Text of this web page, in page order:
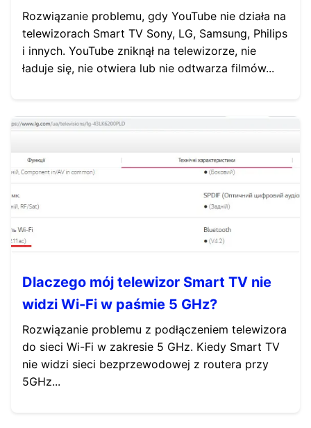
Rozwiązanie problemu, gdy YouTube nie działa na
telewizorach Smart TV Sony, LG, Samsung, Philips
i innych. YouTube zniknął na telewizorze, nie
ładuje się, nie otwiera lub nie odtwarza filmów...
Dlaczego mój telewizor Smart TV nie
widzi Wi-Fi w paśmie 5 GHz?
Rozwiązanie problemu z podłączeniem telewizora
do sieci Wi-Fi w zakresie 5 GHz. Kiedy Smart TV
nie widzi sieci bezprzewodowej z routera przy
5GHz...